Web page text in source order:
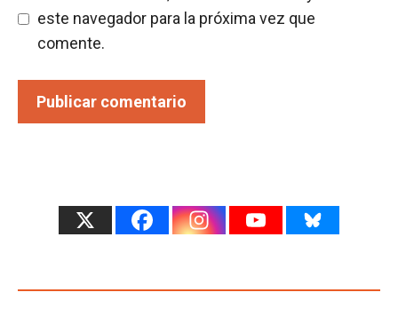
este navegador para la próxima vez que
comente.